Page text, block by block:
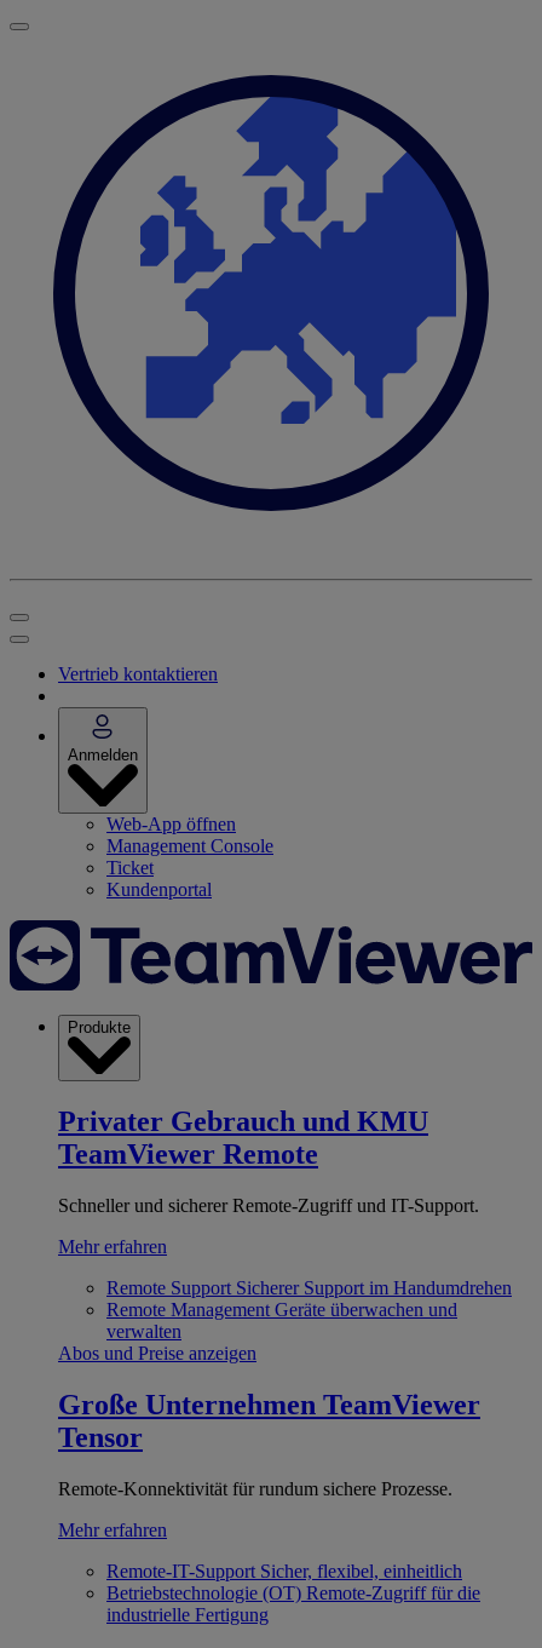
Vertrieb kontaktieren
Anmelden
Web-App öffnen
Management Console
Ticket
Kundenportal
Produkte
Privater Gebrauch und KMU
TeamViewer Remote
Schneller und sicherer Remote-Zugriff und IT-Support.
Mehr erfahren
Remote Support Sicherer Support im Handumdrehen
Remote Management Geräte überwachen und
verwalten
Abos und Preise anzeigen
Große Unternehmen TeamViewer
Tensor
Remote-Konnektivität für rundum sichere Prozesse.
Mehr erfahren
Remote-IT-Support Sicher, flexibel, einheitlich
Betriebstechnologie (OT) Remote-Zugriff für die
industrielle Fertigung